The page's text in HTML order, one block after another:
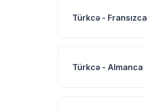
Türkcə - Fransızca
Türkcə - Almanca